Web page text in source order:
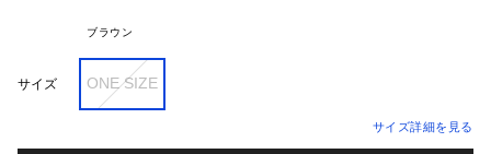
ブラウン
サイズ ONE SIZE
サイズ詳細を見る